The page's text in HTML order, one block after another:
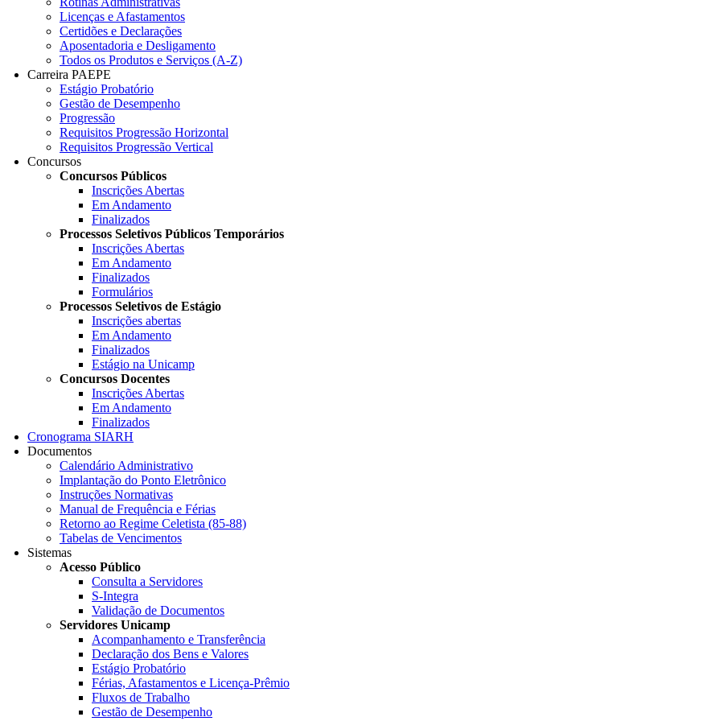
Licenças e Afastamentos
Certidões e Declarações
Aposentadoria e Desligamento
Todos os Produtos e Serviços (A-Z)
Carreira PAEPE
Estágio Probatório
Gestão de Desempenho
Progressão
Requisitos Progressão Horizontal
Requisitos Progressão Vertical
Concursos
Concursos Públicos
Inscrições Abertas
Em Andamento
Finalizados
Processos Seletivos Públicos Temporários
Inscrições Abertas
Em Andamento
Finalizados
Formulários
Processos Seletivos de Estágio
Inscrições abertas
Em Andamento
Finalizados
Estágio na Unicamp
Concursos Docentes
Inscrições Abertas
Em Andamento
Finalizados
Cronograma SIARH
Documentos
Calendário Administrativo
Implantação do Ponto Eletrônico
Instruções Normativas
Manual de Frequência e Férias
Retorno ao Regime Celetista (85-88)
Tabelas de Vencimentos
Sistemas
Acesso Público
Consulta a Servidores
S-Integra
Validação de Documentos
Servidores Unicamp
Acompanhamento e Transferência
Declaração dos Bens e Valores
Estágio Probatório
Férias, Afastamentos e Licença-Prêmio
Fluxos de Trabalho
Gestão de Desempenho